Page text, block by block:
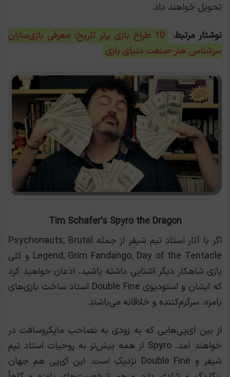
تحویل خواهند داد.
نوشتار مرتبط:
10 طراح بازی برتر تاریخ؛ معرفی بازی‌سازان
سرشناس هنر-صنعت دنیای بازی
Tim Schafer’s Spyro the Dragon
اگر با آثار استاد تیم شیفر از جمله Psychonauts, Brutal
Legend, Grim Fandango, Day of the Tentacle و کلی
بازی شاهکار دیگر آشنایی داشته باشید، اذعان خواهید کرد
که ایشان و استودیوی Double Fine استاد ساخت بازی‌های
بامزه، سرگرم‌کننده و خلاقانه می‌باشند.
از بین آی‌پی‌هایی که به زودی به تصاحب مایکروسافت در
خواهند آمد، Spyro از همه بیش‌تر به روحیات استاد تیم
شیفر و Double Fine نزدیک است. این آی‌پی هم جهان